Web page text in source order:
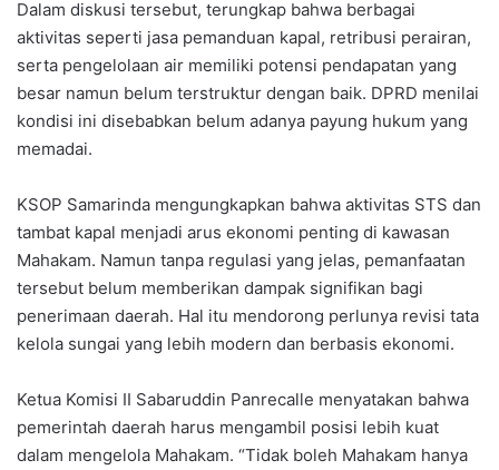
Dalam diskusi tersebut, terungkap bahwa berbagai
aktivitas seperti jasa pemanduan kapal, retribusi perairan,
serta pengelolaan air memiliki potensi pendapatan yang
besar namun belum terstruktur dengan baik. DPRD menilai
kondisi ini disebabkan belum adanya payung hukum yang
memadai.
KSOP Samarinda mengungkapkan bahwa aktivitas STS dan
tambat kapal menjadi arus ekonomi penting di kawasan
Mahakam. Namun tanpa regulasi yang jelas, pemanfaatan
tersebut belum memberikan dampak signifikan bagi
penerimaan daerah. Hal itu mendorong perlunya revisi tata
kelola sungai yang lebih modern dan berbasis ekonomi.
Ketua Komisi II Sabaruddin Panrecalle menyatakan bahwa
pemerintah daerah harus mengambil posisi lebih kuat
dalam mengelola Mahakam. “Tidak boleh Mahakam hanya